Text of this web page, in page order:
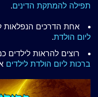
תפילה להמתקת הדינים.
אחת הדרכים הנפלאות
ליום הולדת.
רוצים להראות
ברכות ליום הולדת לילדים